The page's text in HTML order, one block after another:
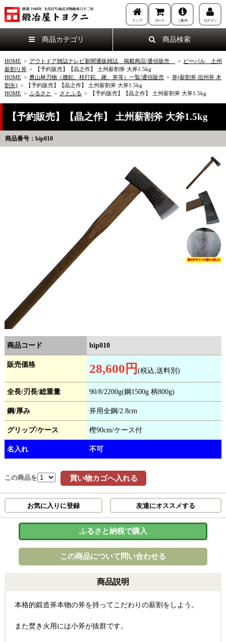
トップ カート ご案内 ログイン
商品カテゴリ 商品検索
HOME > アウトドア雑誌テレビ新聞通販雑誌 掲載商品/通信販売 > ビーパル 土州
薪割り斧 >
【予約販売】【晶之作】 土州薪割斧 大斧1.5kg
HOME > 農山林刃物（腰鉈、枝打鉈、鍬、斧等）一覧/通信販売 > 斧(薪割斧 信州斧 木
割矢) >
【予約販売】【晶之作】 土州薪割斧 大斧1.5kg
HOME > ふるさと > さとふる > 【予約販売】【晶之作】 土州薪割斧 大斧1.5kg
【予約販売】【晶之作】 土州薪割斧 大斧1.5kg
商品番号：bip010
商品コード bip010
販売価格 28,600円 (税込,送料別)
全長/刃長/総重量 90/8/2200g(鋼1500g 柄800g)
鋼/厚み 斧用全鋼/2.8cm
グリップ/ケース 樫90cm/ケース付
名入れ 不可
この商品を 買い物カゴへ入れる
お気に入りに登録 友達にオススメする
ふるさと納税で購入
この商品について問い合わせる
商品説明
本格的鍛造斧本物の斧を持ってこだわりの薪割をしよう。
また焚き火用には小斧が抜群です。